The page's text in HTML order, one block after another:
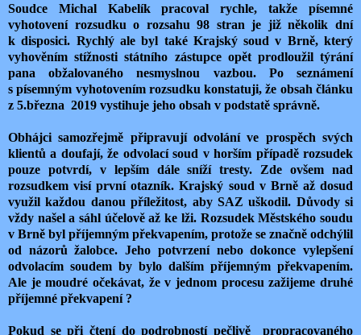
Soudce Michal Kabelík pracoval rychle, takže písemné
vyhotovení rozsudku o rozsahu 98 stran je již několik dní
k disposici. Rychlý ale byl také Krajský soud v Brně, který
vyhověním stížnosti státního zástupce opět prodloužil týrání
pana obžalovaného nesmyslnou vazbou. Po seznámení
s písemným vyhotovením rozsudku konstatuji, že obsah článku
z 5.března 2019 vystihuje jeho obsah v podstatě správně.
Obhájci samozřejmě připravují odvolání ve prospěch svých
klientů a doufají, že odvolací soud v horším případě rozsudek
pouze potvrdí, v lepším dále sníží tresty. Zde ovšem nad
rozsudkem visí první otazník. Krajský soud v Brně až dosud
využil každou danou příležitost, aby SAZ uškodil. Důvody si
vždy našel a sáhl účelově až ke lži. Rozsudek Městského soudu
v Brně byl příjemným překvapením, protože se značně odchýlil
od názorů žalobce. Jeho potvrzení nebo dokonce vylepšení
odvolacím soudem by bylo dalším příjemným překvapením.
Ale je moudré očekávat, že v jednom procesu zažijeme druhé
příjemné překvapení ?
Pokud se při čtení do podrobností pečlivě
propracovaného